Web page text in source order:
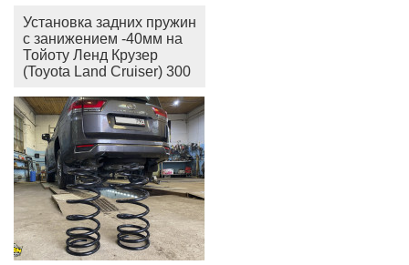
Установка задних пружин
с занижением -40мм на
Тойоту Ленд Крузер
(Toyota Land Cruiser) 300